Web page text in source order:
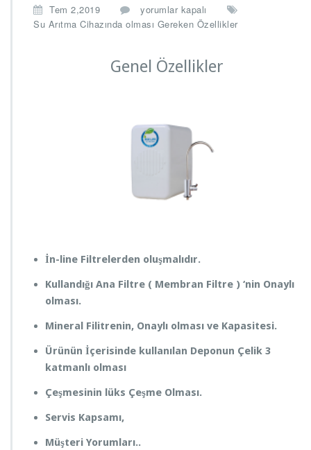
Tem 2,2019
S
u
ı
i
h
n
a
G
r
e
yorumlar kapalı
Su Arıtma Cihazında olması Gereken Özellikler
Genel Özellikler
İn-line Filtrelerden oluşmalıdır.
Kullandığı Ana Filtre ( Membran Filtre ) ‘nin Onaylı
olması.
Mineral Filitrenin, Onaylı olması ve Kapasitesi.
Ürünün İçerisinde kullanılan Deponun Çelik 3
katmanlı olması
Çeşmesinin lüks Çeşme Olması.
Servis Kapsamı,
Müşteri Yorumları..